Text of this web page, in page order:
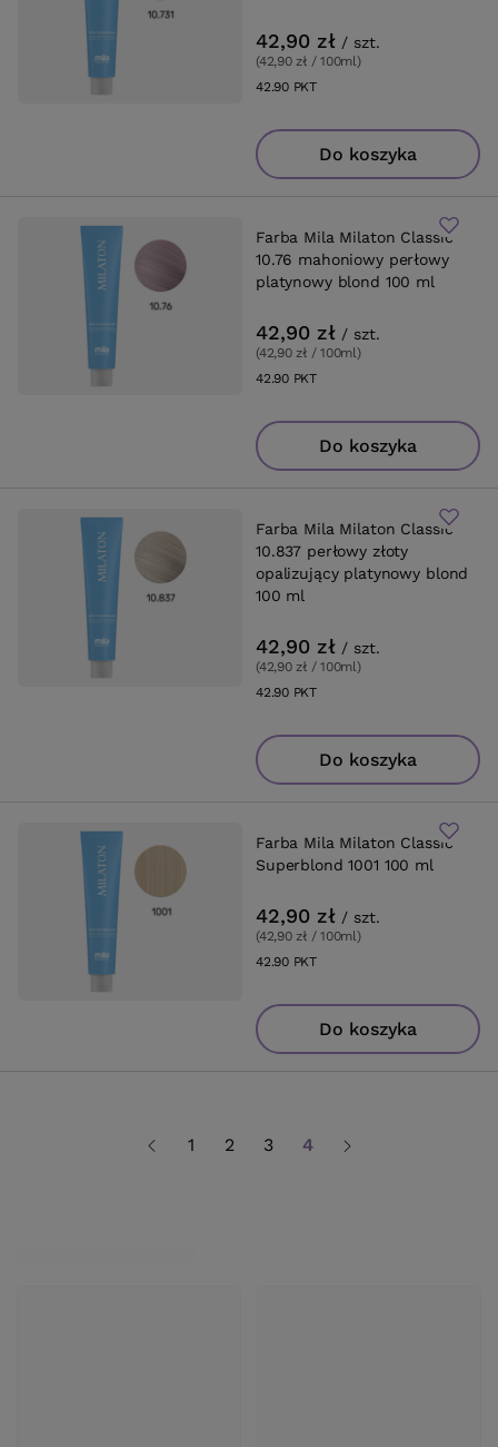
42,90 zł / szt.
(42,90 zł / 100ml)
42.90PKTpunktów
Do koszyka
Farba Mila Milaton Classic
10.76 mahoniowy perłowy
platynowy blond 100 ml
42,90 zł / szt.
(42,90 zł / 100ml)
42.90PKTpunktów
Do koszyka
Farba Mila Milaton Classic
10.837 perłowy złoty
opalizujący platynowy blond
100 ml
42,90 zł / szt.
(42,90 zł / 100ml)
42.90PKTpunktów
Do koszyka
Farba Mila Milaton Classic
Superblond 1001 100 ml
42,90 zł / szt.
(42,90 zł / 100ml)
42.90PKTpunktów
Do koszyka
1 2 3 4